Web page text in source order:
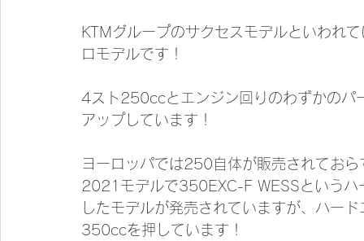
KTMグループのサクセスモデルといわれ
ロモデルです！
4スト250ccとエンジン回りのわずかのパ
アップしています！
ヨーロッパでは250自体が販売されてお
2021モデルで350EXC-F WESSというハ
したモデルが発売されていますが、ハー
350ccを押しています！